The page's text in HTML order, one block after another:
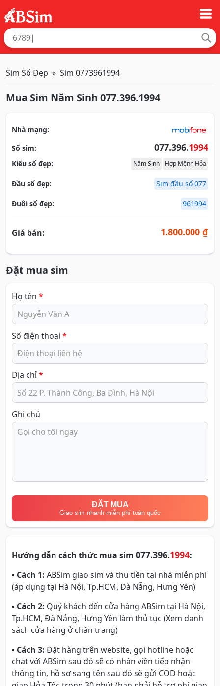
Sim Số Đẹp Sim 0773961994
Mua Sim Năm Sinh 077.396.1994
Nhà mạng:
Số sim:
077.396.1994
Kiểu số đẹp: Năm Sinh Hợp Mệnh Hỏa
Đầu số đẹp: Sim đầu số 077
Đuôi số đẹp: 961994
Giá bán: 1.800.000 ₫
Đặt mua sim
Họ tên *
Số điện thoại *
Địa chỉ*
Ghi chú
ĐẶT MUA
Giao sim nhanh miễn phí toàn quốc
Hướng dẫn cách thức mua sim 077.396.1994:
▪ Cách 1: ABSim giao sim và thu tiền tại nhà miễn phí
(áp dụng tại Hà Nội, Tp.HCM, Đà Nẵng, Hưng Yên)
▪ Cách 2: Quý khách đến cửa hàng ABSim tại Hà Nội,
Tp.HCM, Đà Nẵng, Hưng Yên làm thủ tục (Xem danh
sách cửa hàng ở chân trang)
▪ Cách 3: Đặt hàng trên website, gọi hotline hoặc
chat với ABSim sau đó sẽ có nhân viên tiếp nhận
thông tin, hồ sơ sang tên sau đó sẽ gửi COD hoặc